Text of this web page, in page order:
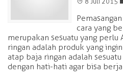
cara yang
merupakan sesuatu yang perlu
ringan adalah produk yang
atap baja ringan adalah
dengan hati-hati agar bisa